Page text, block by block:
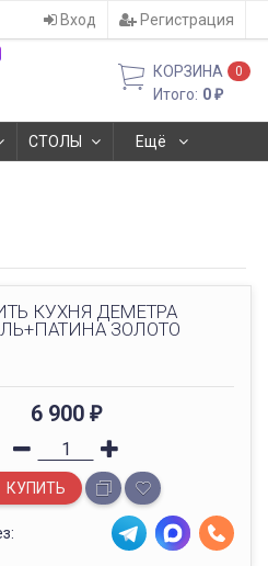
Вход Регистрация
КОРЗИНА 0
Итого: 0₽
СТОЛЫ Ещё
КУХНЯ ДЕМЕТРА
ЗОЛОТО
6 900 ₽
КУПИТЬ